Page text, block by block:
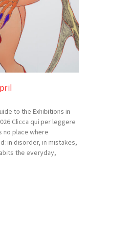
to the Exhibitions in
Clicca qui per leggere
no place where
in disorder, in mistakes,
the everyday,